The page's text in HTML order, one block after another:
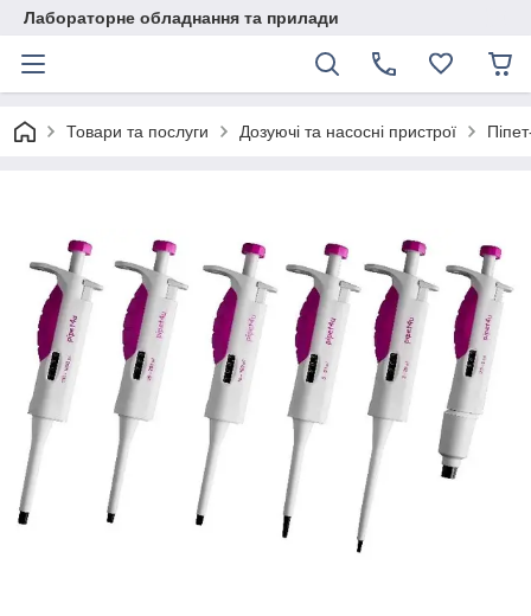
Лабораторне обладнання та прилади
Товари та послуги Дозуючі та насосні пристрої